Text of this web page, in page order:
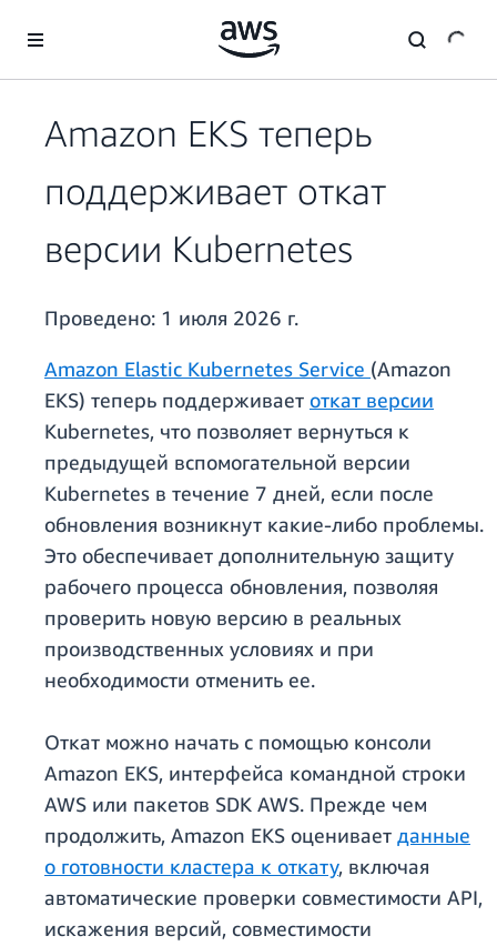
Перейти к главному контенту
Amazon EKS теперь
поддерживает откат
версии Kubernetes
Проведено: 1 июля 2026 г.
Amazon Elastic Kubernetes Service (Amazon
EKS) теперь поддерживает откат версии
Kubernetes, что позволяет вернуться к
предыдущей вспомогательной версии
Kubernetes в течение 7 дней, если после
обновления возникнут какие-либо проблемы.
Это обеспечивает дополнительную защиту
рабочего процесса обновления, позволяя
проверить новую версию в реальных
производственных условиях и при
необходимости отменить ее.
Откат можно начать с помощью консоли
Amazon EKS, интерфейса командной строки
AWS или пакетов SDK AWS. Прежде чем
продолжить, Amazon EKS оценивает данные
о готовности кластера к откату, включая
автоматические проверки совместимости API,
искажения версий, совместимости